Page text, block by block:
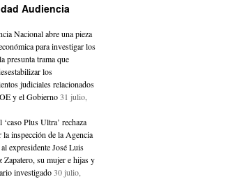
Audiencia
Nacional abre una pieza
para investigar los
presunta trama que
los
judiciales relacionados
y el Gobierno 31 julio,
‘caso Plus Ultra’ rechaza
la inspección de la Agencia
expresidente José Luis
Zapatero, su mujer e hijas y
investigado 30 julio,